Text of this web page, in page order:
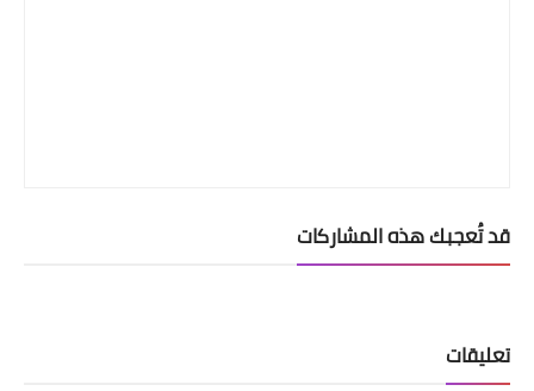
قد تُعجبك هذه المشاركات
تعليقات